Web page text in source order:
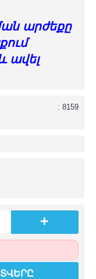
արժեքը
ավել
: 8159
+